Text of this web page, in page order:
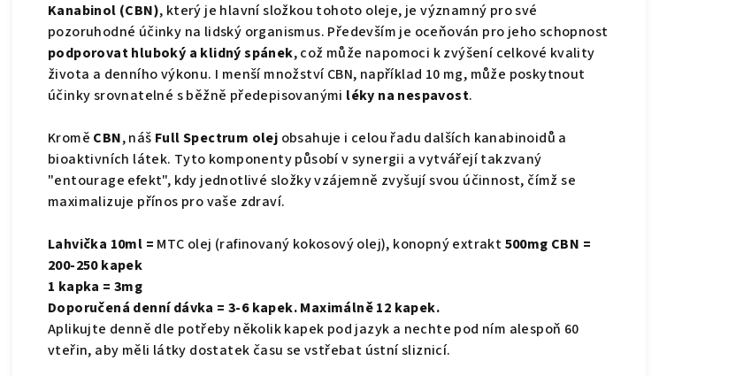
Kanabinol (CBN), který je hlavní složkou tohoto oleje, je významný pro své
pozoruhodné účinky na lidský organismus. Především je oceňován pro jeho schopnost
podporovat hluboký a klidný spánek, což může napomoci k zvýšení celkové kvality
života a denního výkonu. I menší množství CBN, například 10 mg, může poskytnout
účinky srovnatelné s běžně předepisovanými léky na nespavost.
Kromě CBN, náš Full Spectrum olej obsahuje i celou řadu dalších kanabinoidů a
bioaktivních látek. Tyto komponenty působí v synergii a vytvářejí takzvaný
"entourage efekt", kdy jednotlivé složky vzájemně zvyšují svou účinnost, čímž se
maximalizuje přínos pro vaše zdraví.
Lahvička 10ml = MTC olej (rafinovaný kokosový olej), konopný extrakt500mg CBN =
200-250 kapek
1 kapka = 3mg
Doporučená denní dávka = 3-6 kapek. Maximálně 12 kapek.
Aplikujte denně dle potřeby několik kapek pod jazyk a nechte pod ním alespoň 60
vteřin, aby měli látky dostatek času se vstřebat ústní sliznicí.